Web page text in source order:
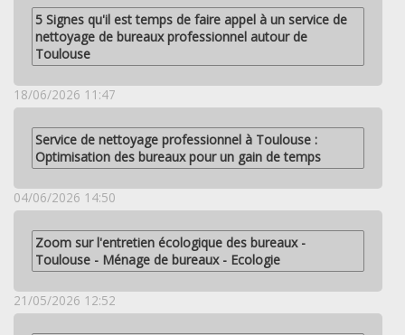
5 Signes qu'il est temps de faire appel à un service de
nettoyage de bureaux professionnel autour de
Toulouse
18/06/2026 11:47
Service de nettoyage professionnel à Toulouse :
Optimisation des bureaux pour un gain de temps
04/06/2026 14:50
Zoom sur l'entretien écologique des bureaux -
Toulouse - Ménage de bureaux - Ecologie
21/05/2026 12:52